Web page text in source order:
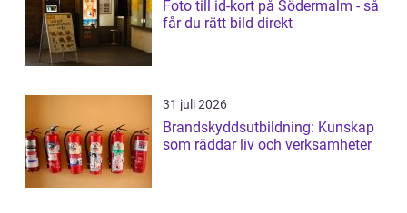
Foto till id-kort på Södermalm - så
får du rätt bild direkt
31 juli 2026
Brandskyddsutbildning: Kunskap
som räddar liv och verksamheter